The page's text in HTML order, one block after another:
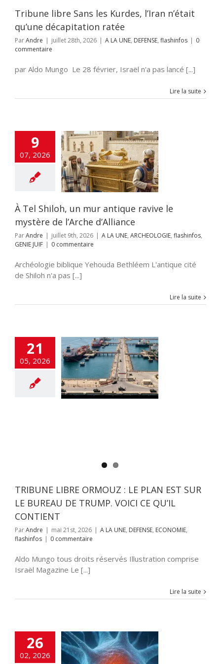
Tribune libre Sans les Kurdes, l’Iran n’était
qu’une décapitation ratée
ParAndre | juillet 28th, 2026 | A LA UNE, DEFENSE, flashinfos | 0
commentaire
par Aldo Mungo Le 28 février, Israël n'a pas lancé [...]
Lire la suite
9
07, 2026
un mur
ravive le
À Tel Shiloh, un mur antique ravive le
mystère de l’Arche d’Alliance
ParAndre | juillet 9th, 2026 | A LA UNE, ARCHEOLOGIE, flashinfos,
GENIE JUIF | 0 commentaire
Archéologie biblique Yehouda Bethléem L'antique cité
de Shiloh n'a pas [...]
Lire la suite
21
05, 2026
LIBRE
: LE PLAN EST
BUREAU DE
CE QU’IL
TRIBUNE LIBRE ORMOUZ : LE PLAN EST SUR
LE BUREAU DE TRUMP. VOICI CE QU’IL
CONTIENT
ParAndre | mai 21st, 2026 | A LA UNE, DEFENSE, ECONOMIE,
flashinfos | 0 commentaire
Aldo Mungo tous droits réservés Illustration comprise
Israël Magazine Le [...]
Lire la suite
26
02, 2026